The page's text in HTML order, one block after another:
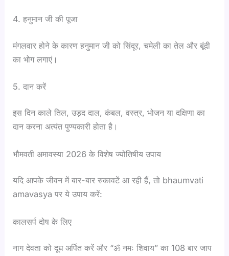
4. हनुमान जी की पूजा
मंगलवार होने के कारण हनुमान जी को सिंदूर, चमेली का तेल और बूंदी
का भोग लगाएं।
5. दान करें
इस दिन काले तिल, उड़द दाल, कंबल, वस्त्र, भोजन या दक्षिणा का
दान करना अत्यंत पुण्यकारी होता है।
भौमवती अमावस्या 2026 के विशेष ज्योतिषीय उपाय
यदि आपके जीवन में बार-बार रुकावटें आ रही हैं, तो bhaumvati
amavasya पर ये उपाय करें:
कालसर्प दोष के लिए
नाग देवता को दूध अर्पित करें और “ॐ नमः शिवाय” का 108 बार जाप